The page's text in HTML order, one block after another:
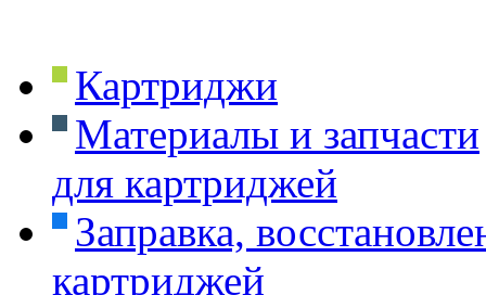
Картриджи
Материалы и запчасти
для картриджей
Заправка,
картриджей